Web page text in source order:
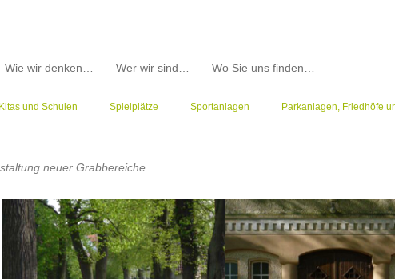
Wie wir denken… Wer wir sind… Wo Sie uns finden…
Kitas und Schulen Spielplätze Sportanlagen Parkanlagen, Friedhöfe
neuer Grabbereiche